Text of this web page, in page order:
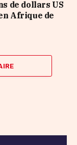
de dollars US
Afrique de